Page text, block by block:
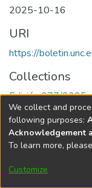
2025-10-16
URI
https://
Collections
Edición 077/2025
We collect and
following purposes:
Acknowledgement
To learn more,
Customize